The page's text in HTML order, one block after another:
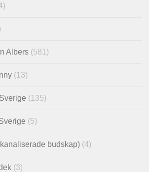
Albers (581)
(13)
(135)
(5)
budskap) (4)
(3)